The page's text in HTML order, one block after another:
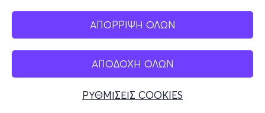
ΑΠΟΡΡΙΨΗ ΟΛΩΝ
ΑΠΟΔΟΧΗ ΟΛΩΝ
ΡΥΘΜΙΣΕΙΣ COOKIES